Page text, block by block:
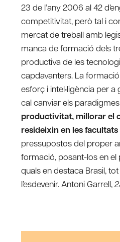
23 de l’any 2006 al 42
competitivitat, però tal i
mercat de treball amb
manca de formació dels
productiva de les
capdavanters. La
esforç i intel•ligència per
cal canviar els
productivitat, millorar el
resideixin en les
pressupostos del proper
formació, posant-los en el
quals en destaca Brasil,
l’esdevenir. Antoni Garrell,